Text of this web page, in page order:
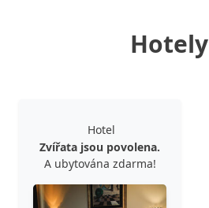
Hotely
Hotel
Zvířata jsou povolena.
A ubytována zdarma!